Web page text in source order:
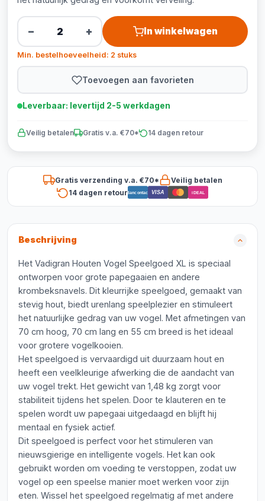
− + In winkelwagen
Min. bestelhoeveelheid: 2 stuks
Toevoegen aan favorieten
Leverbaar: levertijd 2-5 werkdagen
Veilig betalen Gratis v.a. €70* 14 dagen retour
Gratis verzending v.a. €70*
Veilig betalen
14 dagen retourBancontact VISA iDEAL
Beschrijving
Het Vadigran Houten Vogel Speelgoed XL is speciaal
ontworpen voor grote papegaaien en andere
krombeksnavels. Dit kleurrijke speelgoed, gemaakt van
stevig hout, biedt urenlang speelplezier en stimuleert
het natuurlijke gedrag van uw vogel. Met afmetingen van
70 cm hoog, 70 cm lang en 55 cm breed is het ideaal
voor grotere vogelkooien.
Het speelgoed is vervaardigd uit duurzaam hout en
heeft een veelkleurige afwerking die de aandacht van
uw vogel trekt. Het gewicht van 1,48 kg zorgt voor
stabiliteit tijdens het spelen. Door te klauteren en te
spelen wordt uw papegaai uitgedaagd en blijft hij
mentaal en fysiek actief.
Dit speelgoed is perfect voor het stimuleren van
nieuwsgierige en intelligente vogels. Het kan ook
gebruikt worden om voeding te verstoppen, zodat uw
vogel op een speelse manier moet werken voor zijn
eten. Wissel het speelgoed regelmatig af met andere